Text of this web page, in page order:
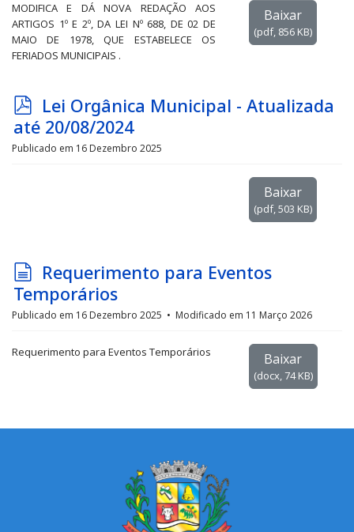
Baixar
(pdf, 856 KB)
MODIFICA E DÁ NOVA REDAÇÃO AOS
ARTIGOS 1º E 2º, DA LEI Nº 688, DE 02 DE
MAIO DE 1978, QUE ESTABELECE OS
FERIADOS MUNICIPAIS .
p
d
f
Lei Orgânica Municipal - Atualizada
até 20/08/2024
Publicado em 16 Dezembro 2025
Baixar
(pdf,503 KB)
d
o
c
m
Requerimento para Eventos
Temporários
Publicado em 16 Dezembro 2025 Modificado em 11 Março 2026
Baixar
(docx,74 KB)
Requerimento para Eventos Temporários